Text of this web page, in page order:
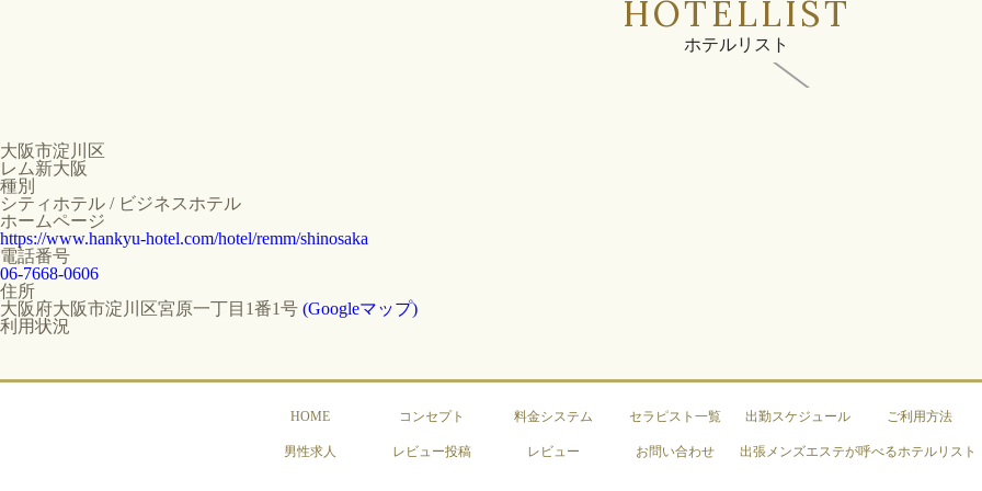
HOTELLIST
ホテルリスト
大阪市淀川区
レム新大阪
種別
シティホテル / ビジネスホテル
ホームページ
https://www.hankyu-hotel.com/hotel/remm/shinosaka
電話番号
06-7668-0606
住所
大阪府大阪市淀川区宮原一丁目1番1号 (Googleマップ)
利用状況
HOME コンセプト 料金システム セラピスト一覧 出勤スケジュール ご利用方法
男性求人 レビュー投稿 レビュー お問い合わせ 出張メンズエステが呼べるホテルリスト